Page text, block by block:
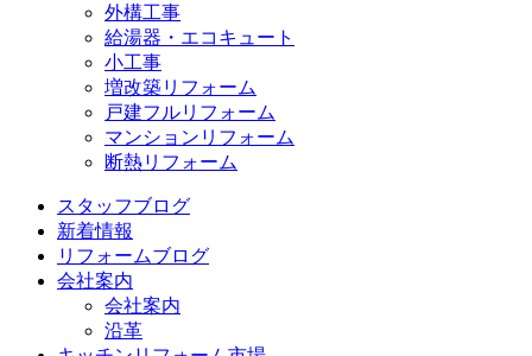
外構工事
給湯器・エコキュート
小工事
増改築リフォーム
戸建フルリフォーム
マンションリフォーム
断熱リフォーム
スタッフブログ
新着情報
リフォームブログ
会社案内
会社案内
沿革